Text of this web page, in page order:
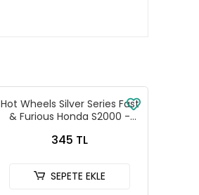
Hot Wheels Silver Series Fast
& Furious Honda S2000 -
345 TL
SEPETE EKLE